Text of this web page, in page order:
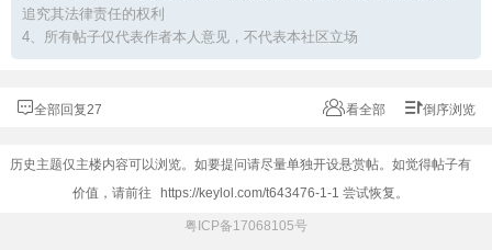
追究其法律责任的权利
4、所有帖子仅代表作者本人意见，不代表本社区立场
全部回复27 看全部 倒序浏览
历史主题仅主楼内容可以浏览。如要提问请尽量单独开设悬赏帖。如觉得帖子有
价值，请前往
https://keylol.com/t643476-1-1 尝试恢复。
粤ICP备17068105号